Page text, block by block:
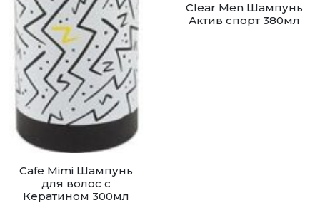
Cafe Mimi Шампунь
для волос с
Кератином 300мл
Clear Men Шампунь
Актив спорт 380мл